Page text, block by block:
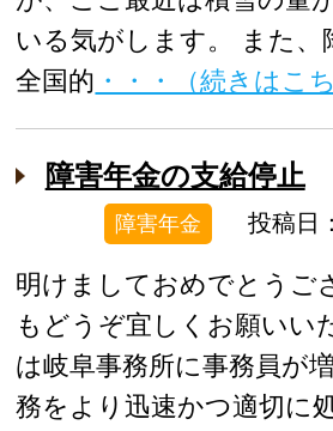
いる気がします。 また、
全国的 ・・・（続きはこち
障害年金の支給停止
障害年金 投稿日
明けましておめでとうご
もどうぞ宜しくお願いい
は岐阜事務所に事務員が
務をより迅速かつ適切に